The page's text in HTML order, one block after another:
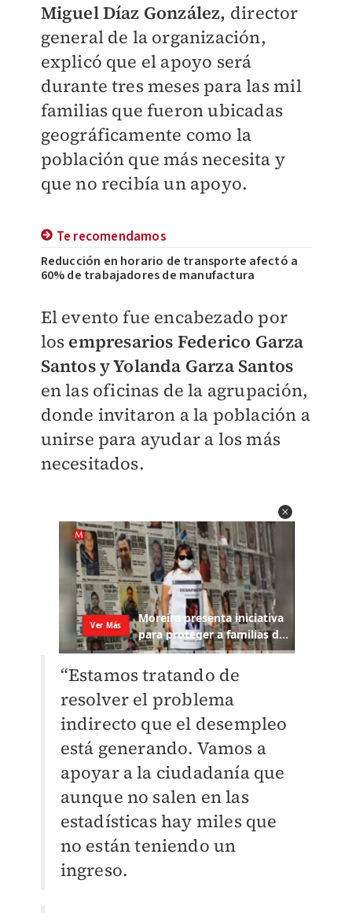
Miguel Díaz González, director
general de la organización,
explicó que el apoyo será
durante tres meses para las mil
familias que fueron ubicadas
geográficamente como la
población que más necesita y
que no recibía un apoyo.
Te recomendamos
Reducción en horario de transporte afectó a
60% de trabajadores de manufactura
El evento fue encabezado por
los empresarios Federico Garza
Santos y Yolanda Garza Santos
en las oficinas de la agrupación,
donde invitaron a la población a
unirse para ayudar a los más
necesitados.
“Estamos tratando de
resolver el problema
indirecto que el desempleo
está generando. Vamos a
apoyar a la ciudadanía que
aunque no salen en las
estadísticas hay miles que
no están teniendo un
ingreso.